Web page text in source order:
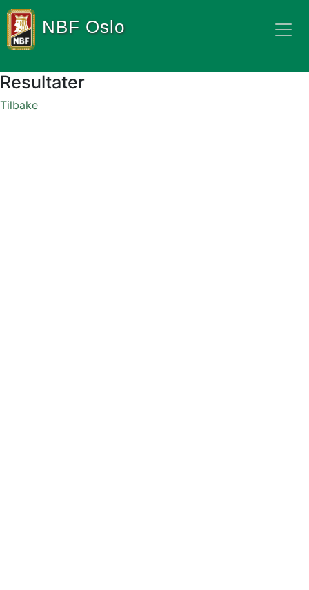
NBF Oslo
Resultater
Tilbake